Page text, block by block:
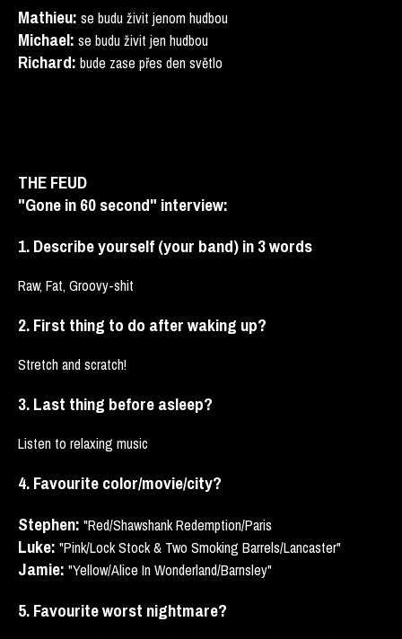
Mathieu: se budu živit jenom hudbou
Michael: se budu živit jen hudbou
Richard: bude zase přes den světlo
THE FEUD
"Gone in 60 second" interview:
1. Describe yourself (your band) in 3 words
Raw, Fat, Groovy-shit
2. First thing to do after waking up?
Stretch and scratch!
3. Last thing before asleep?
Listen to relaxing music
4. Favourite color/movie/city?
Stephen: "Red/Shawshank Redemption/Paris
Luke: "Pink/Lock Stock & Two Smoking Barrels/Lancaster"
Jamie: "Yellow/Alice In Wonderland/Barnsley"
5. Favourite worst nightmare?